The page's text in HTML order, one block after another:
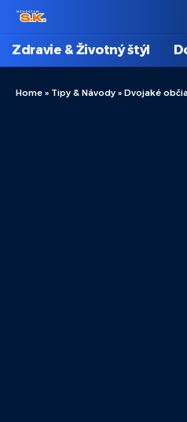
Zdravie & Životný štýl
Home » Tipy & Návody » Dvojaké